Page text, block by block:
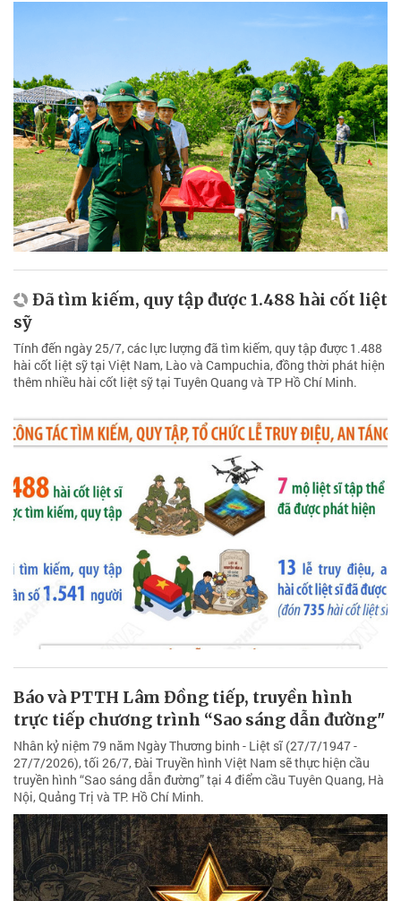
Đã tìm kiếm, quy tập được 1.488 hài cốt liệt
sỹ
Tính đến ngày 25/7, các lực lượng đã tìm kiếm, quy tập được 1.488
hài cốt liệt sỹ tại Việt Nam, Lào và Campuchia, đồng thời phát hiện
thêm nhiều hài cốt liệt sỹ tại Tuyên Quang và TP Hồ Chí Minh.
Báo và PTTH Lâm Đồng tiếp, truyền hình
trực tiếp chương trình “Sao sáng dẫn đường"
Nhân kỷ niệm 79 năm Ngày Thương binh - Liệt sĩ (27/7/1947 -
27/7/2026), tối 26/7, Đài Truyền hình Việt Nam sẽ thực hiện cầu
truyền hình “Sao sáng dẫn đường” tại 4 điểm cầu Tuyên Quang, Hà
Nội, Quảng Trị và TP. Hồ Chí Minh.